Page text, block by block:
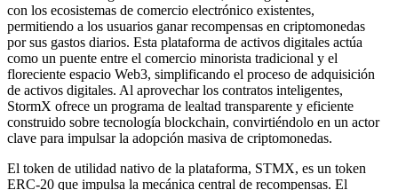
con los ecosistemas de comercio electrónico existentes,
permitiendo a los usuarios ganar recompensas en criptomonedas
por sus gastos diarios. Esta plataforma de activos digitales actúa
como un puente entre el comercio minorista tradicional y el
floreciente espacio Web3, simplificando el proceso de adquisición
de activos digitales. Al aprovechar los contratos inteligentes,
StormX ofrece un programa de lealtad transparente y eficiente
construido sobre tecnología blockchain, convirtiéndolo en un actor
clave para impulsar la adopción masiva de criptomonedas.
El token de utilidad nativo de la plataforma, STMX, es un token
ERC-20 que impulsa la mecánica central de recompensas. El